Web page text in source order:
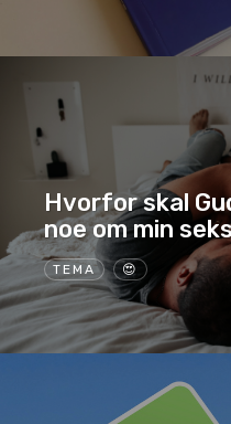
TEMA 😍
Hvorfor skal
noe om min